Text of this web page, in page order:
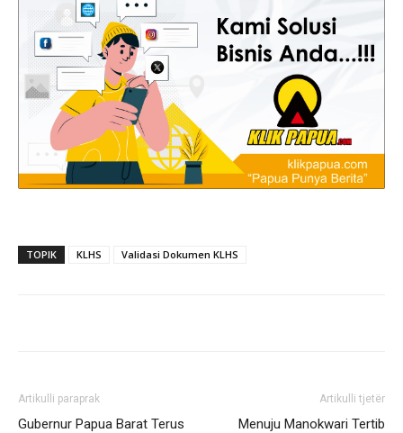
TOPIK KLHS Validasi Dokumen KLHS
Artikulli paraprak
Gubernur Papua Barat Terus
Artikulli tjetër
Menuju Manokwari Tertib